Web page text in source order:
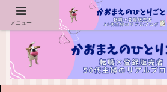
ー 50代主婦の転職・資格・登録販売
メニュー